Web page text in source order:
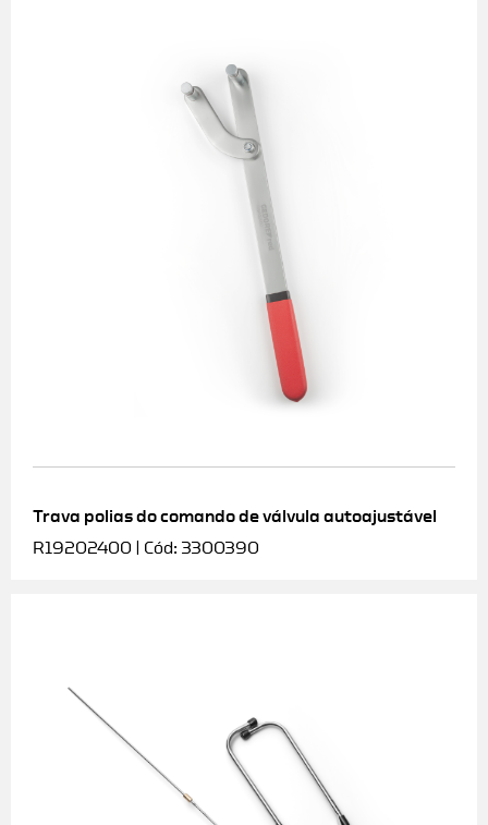
Trava polias do comando de válvula autoajustável
R19202400 | Cód: 3300390